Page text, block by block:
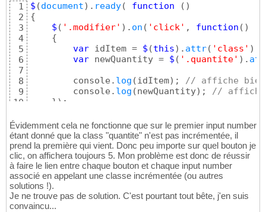
1
2
3
4
5
6
7
8
9
10
$ (document) . ready( function ( )
{
$ ( '.modifier' ) . on ( 'click' , function ( )
{
var idItem = $ (this) . attr( 'class' )
var newQuantity = $ ( '.quantite' ) .
        console.
log (idItem) ; // affiche bien
        console.
log (newQuantity) ; // affiche
} )
Évidemment cela ne fonctionne que sur le premier input number
étant donné que la class "quantite" n'est pas incrémentée, il
prend la première qui vient. Donc peu importe sur quel bouton je
clic, on affichera toujours 5. Mon problème est donc de réussir
à faire le lien entre chaque bouton et chaque input number
associé en appelant une classe incrémentée (ou autres
solutions !).
Je ne trouve pas de solution. C'est pourtant tout bête, j'en suis
convaincu...